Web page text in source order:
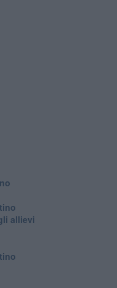
allievi